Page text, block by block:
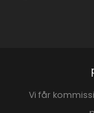
Vi får